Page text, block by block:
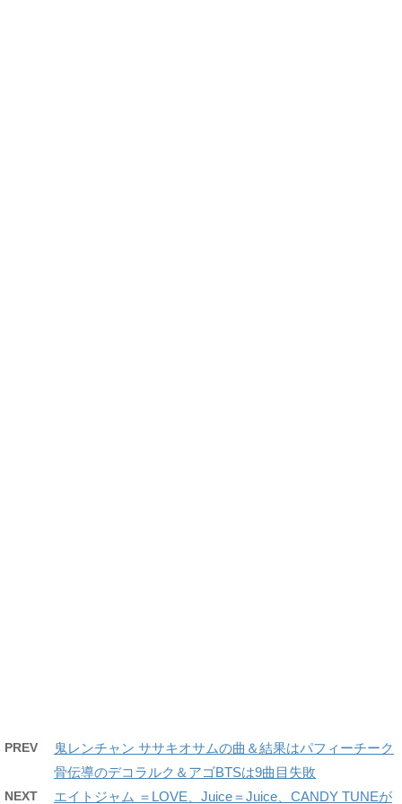
PREV
鬼レンチャン ササキオサムの曲＆結果はパフィーチーク
骨伝導のデコラルク＆アゴBTSは9曲目失敗
NEXT
エイトジャム ＝LOVE、Juice＝Juice、CANDY TUNEが